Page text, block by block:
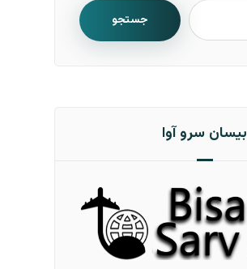
جستجو
بیسان سرو آوا